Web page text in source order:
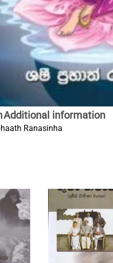
Additional information
Ranasinha